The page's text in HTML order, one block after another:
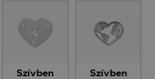
Szívben
Szívben